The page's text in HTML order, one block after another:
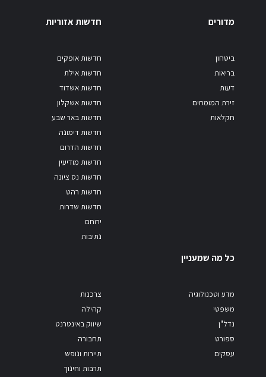
מדורים
ביטחון
בריאות
דעות
זירת המומחים
חקלאות
חדשות אזוריות
חדשות אופקים
חדשות אילת
חדשות אשדוד
חדשות אשקלון
חדשות באר שבע
חדשות דימונה
חדשות הדרום
חדשות מודיעין
חדשות נס ציונה
חדשות רהט
חדשות שדרות
ירוחם
נתיבות
כל מה שמעניין
מדע וטכנולוגיה
משפטי
נדל"ן
ספורט
עסקים
צרכנות
קהילה
שיווק באינטרנט
תחבורה
תיירות ונופש
תרבות וחינוך